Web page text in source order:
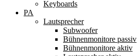
Keyboards
PA
Lautsprecher
Subwoofer
Bühnenmonitore passiv
Bühnenmonitore aktiv